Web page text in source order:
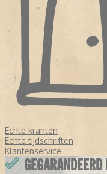
Echte kranten
Echte tijdschriften
Klantenservice